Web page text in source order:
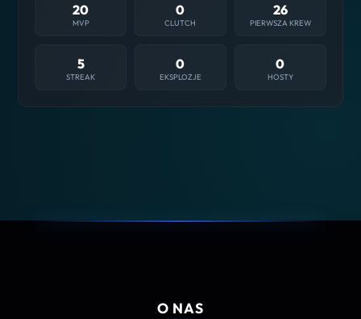
20
MVP
0
CLUTCH
26
PIERWSZA KREW
5
STREAK
0
EKSPLOZJE
0
HOSTY
O NAS